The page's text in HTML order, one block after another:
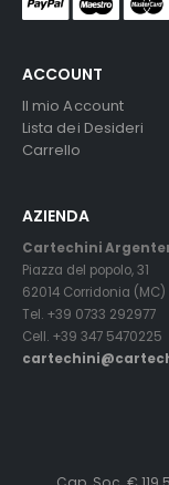
ACCOUNT
Il mio Account
Lista dei Desideri
Carrello
AZIENDA
Cartechini
Piazza del popolo, 31
62014 Corridonia (MC)
Tel. +39 0733 292977
Cell. +39 347 5470225